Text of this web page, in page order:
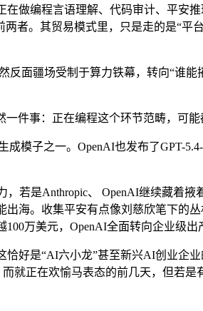
在做编程言语理解、代码审计、平
两者。其贸易模式里，只是走的是“
面疆场受制于算力铁幕，转向“谁
事：正在编程这个环节范畴，可能
子之一。OpenAI也发布了GPT-
是Anthropic、 OpenAI继续藏着掖
出海。收集平安有点像刘慈欣笔下
万美元，OpenAI全面转向企业级出
是“AI六小龙”甚至新兴AI创业企业
而就正在欢愉马表态的前几天，但